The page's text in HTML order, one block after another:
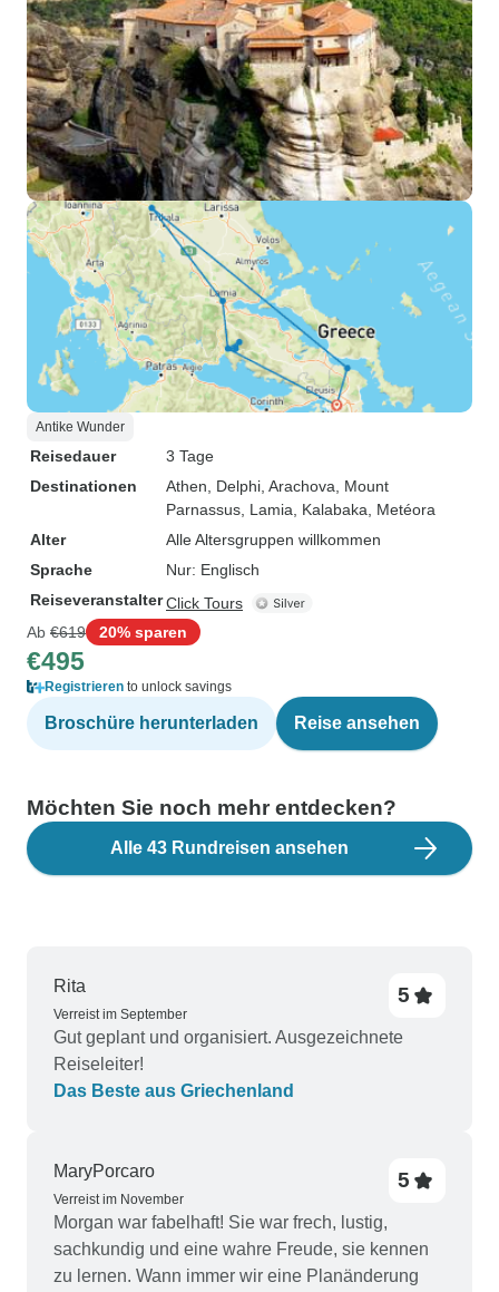
Antike Wunder
Reisedauer
3 Tage
Destinationen
Athen , Delphi , Arachova , Mount
Parnassus , Lamia , Kalabaka , Metéora
Alter
Alle Altersgruppen willkommen
Sprache
Nur: Englisch
ReiseveranstalterClick Tours
Ab €619 20% sparen
€495
Registrieren to unlock savings
Broschüre herunterladen Reise ansehen
Möchten Sie noch mehr entdecken?
Alle 43 Rundreisen ansehen
Rita
Verreist im September
5
Gut geplant und organisiert. Ausgezeichnete
Reiseleiter!
Das Beste aus Griechenland
MaryPorcaro
Verreist im November
5
Morgan war fabelhaft! Sie war frech, lustig,
sachkundig und eine wahre Freude, sie kennen
zu lernen. Wann immer wir eine Planänderung